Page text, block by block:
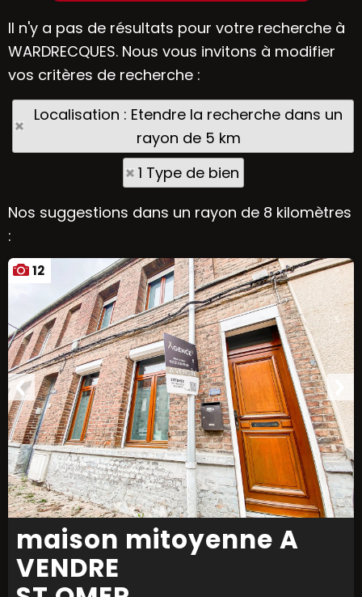
Il n'y a pas de résultats pour votre recherche à
WARDRECQUES. Nous vous invitons à modifier
vos critères de recherche :
Localisation : Etendre la recherche dans un
rayon de 5 km
1 Type de bien
Nos suggestions dans un rayon de 8 kilomètres
:
12
maison mitoyenne A
VENDRE